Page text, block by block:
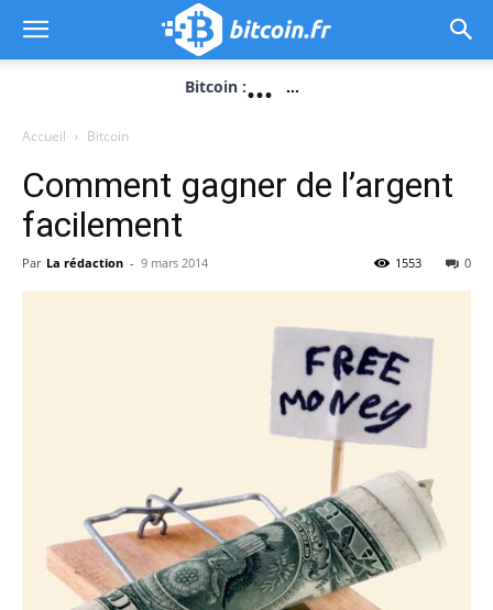
Bitcoin :... ...
Accueil Bitcoin
Comment gagner de l’argent
facilement
Par La rédaction - 9 mars 2014 0
1553